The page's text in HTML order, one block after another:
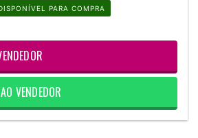
PARA COMPRA
VENDEDOR